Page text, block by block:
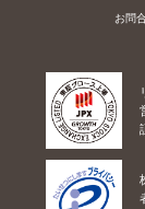
お問